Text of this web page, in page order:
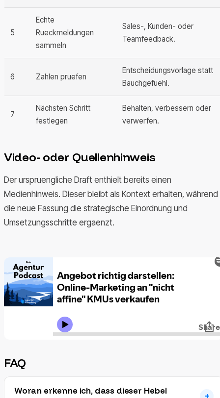
5
Echte
Rueckmeldungen
sammeln
Sales-, Kunden- oder
Teamfeedback.
6 Zahlen pruefen
Entscheidungsvorlage statt
Bauchgefuehl.
7
Nächsten Schritt
festlegen
Behalten, verbessern oder
verwerfen.
Video- oder Quellenhinweis
Der urspruengliche Draft enthielt bereits einen
Medienhinweis. Dieser bleibt als Kontext erhalten, während
die neue Fassung die strategische Einordnung und
Umsetzungsschritte ergaenzt.
FAQ
Woran erkenne ich, dass dieser Hebel